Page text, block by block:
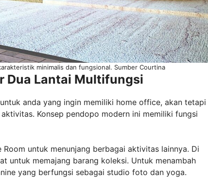
minimalis dan fungsional. Sumber Courtina
Dua Lantai Multifungsi
anda yang ingin memiliki home office, akan tetapi
Konsep pendopo modern ini memiliki fungsi
untuk menunjang berbagai aktivitas lainnya. Di
untuk memajang barang koleksi. Untuk menambah
yang berfungsi sebagai studio foto dan yoga.